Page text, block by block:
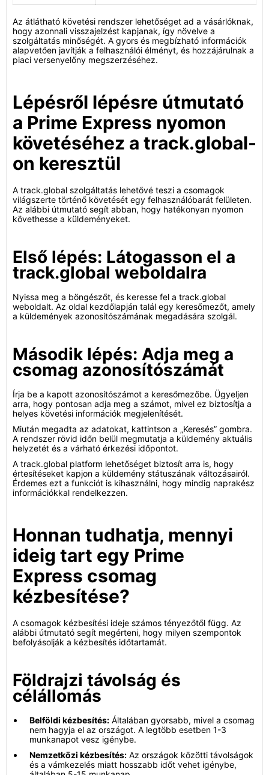
Az átlátható követési rendszer lehetőséget ad a vásárlóknak,
hogy azonnali visszajelzést kapjanak, így növelve a
szolgáltatás minőségét. A gyors és megbízható információk
alapvetően javítják a felhasználói élményt, és hozzájárulnak a
piaci versenyelőny megszerzéséhez.
Lépésről lépésre útmutató
a Prime Express nyomon
követéséhez a track.global-
on keresztül
A track.global szolgáltatás lehetővé teszi a csomagok
világszerte történő követését egy felhasználóbarát felületen.
Az alábbi útmutató segít abban, hogy hatékonyan nyomon
követhesse a küldeményeket.
Első lépés: Látogasson el a
track.global weboldalra
Nyissa meg a böngészőt, és keresse fel a track.global
weboldalt. Az oldal kezdőlapján talál egy keresőmezőt, amely
a küldemények azonosítószámának megadására szolgál.
Második lépés: Adja meg a
csomag azonosítószámát
Írja be a kapott azonosítószámot a keresőmezőbe. Ügyeljen
arra, hogy pontosan adja meg a számot, mivel ez biztosítja a
helyes követési információk megjelenítését.
Miután megadta az adatokat, kattintson a „Keresés” gombra.
A rendszer rövid időn belül megmutatja a küldemény aktuális
helyzetét és a várható érkezési időpontot.
A track.global platform lehetőséget biztosít arra is, hogy
értesítéseket kapjon a küldemény státuszának változásairól.
Érdemes ezt a funkciót is kihasználni, hogy mindig naprakész
információkkal rendelkezzen.
Honnan tudhatja, mennyi
ideig tart egy Prime
Express csomag
kézbesítése?
A csomagok kézbesítési ideje számos tényezőtől függ. Az
alábbi útmutató segít megérteni, hogy milyen szempontok
befolyásolják a kézbesítés időtartamát.
Földrajzi távolság és
célállomás
Belföldi kézbesítés: Általában gyorsabb, mivel a csomag
nem hagyja el az országot. A legtöbb esetben 1-3
munkanapot vesz igénybe.
Nemzetközi kézbesítés: Az országok közötti távolságok
és a vámkezelés miatt hosszabb időt vehet igénybe,